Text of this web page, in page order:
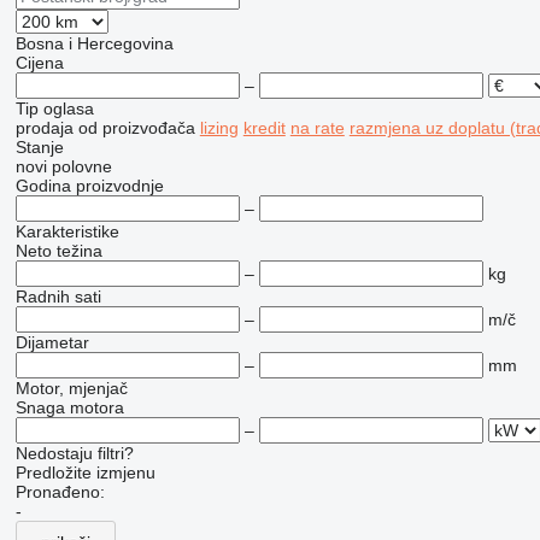
Bosna i Hercegovina
Cijena
–
Tip oglasa
prodaja od proizvođača lizing kredit na rate razmjena uz doplatu
Stanje
novi polovne
Godina proizvodnje
–
Karakteristike
Neto težina
–
kg
Radnih sati
–
m/č
Dijametar
–
mm
Motor, mjenjač
Snaga motora
–
Nedostaju filtri?
Predložite izmjenu
Pronađeno:
-